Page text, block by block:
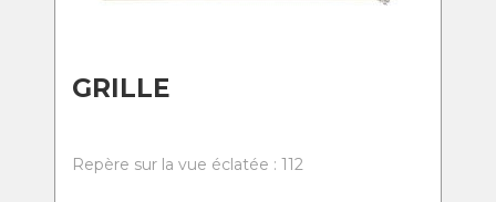
GRILLE
Repère sur la vue éclatée : 112